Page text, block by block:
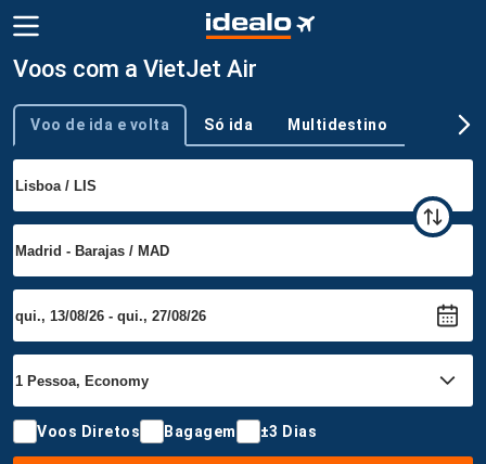
Voos com a VietJet Air
Tipo de viagem
Voo de ida e volta Só ida Multidestino
Voos Diretos Bagagem ±3 Dias